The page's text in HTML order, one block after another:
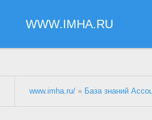
head.php"}
WWW.IMHA.RU
www.imha.ru/ » База знаний